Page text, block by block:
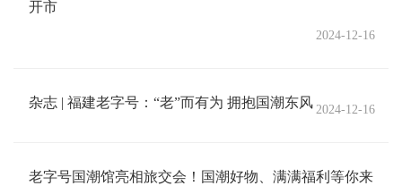
开市
2024-12-16
杂志 | 福建老字号：“老”而有为 拥抱国潮东风 2024-12-16
老字号国潮馆亮相旅交会！国潮好物、满满福利等你来